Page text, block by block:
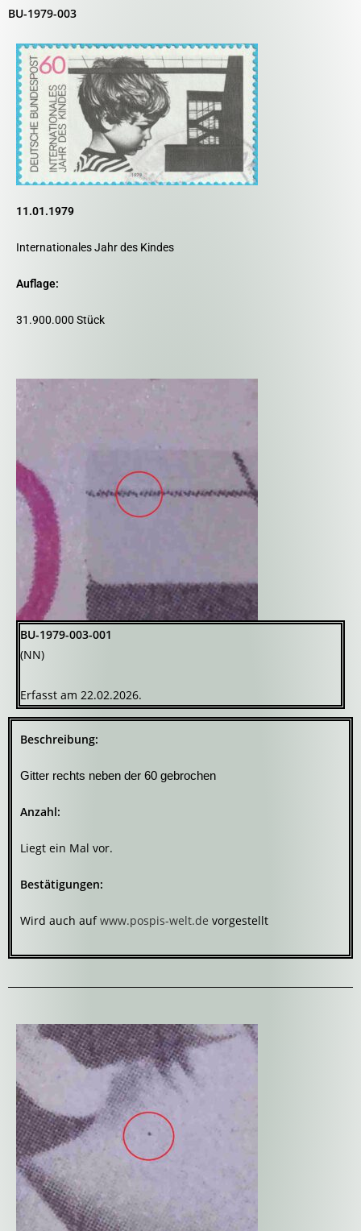
BU-1979-003
11.01.1979
Internationales Jahr des Kindes
Auflage:
31.900.000 Stück
BU-1979-003-001
(NN)
Erfasst am 22.02.2026.
Beschreibung:
Gitter rechts neben der 60 gebrochen
Anzahl:
Liegt ein Mal vor.
Bestätigungen:
Wird auch aufwww.pospis-welt.de vorgestellt